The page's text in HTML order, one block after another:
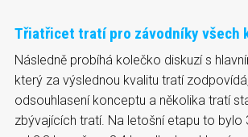
Třiatřicet tratí pro závodníky všech
Následně probíhá kolečko diskuzí s
který za výslednou kvalitu tratí
odsouhlasení konceptu a několika tratí
zbývajících tratí. Na letošní etapu to bylo